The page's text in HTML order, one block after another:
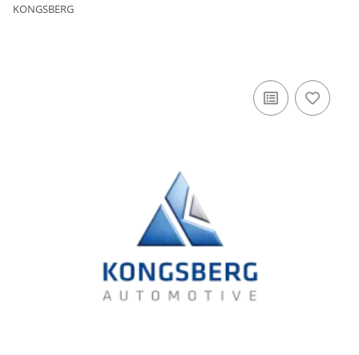
KONGSBERG